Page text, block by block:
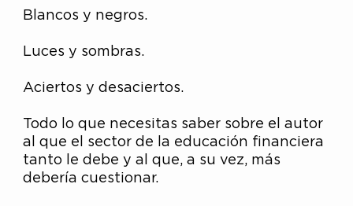
Blancos y negros.
Luces y sombras.
Aciertos y desaciertos.
Todo lo que necesitas saber sobre el autor
al que el sector de la educación financiera
tanto le debe y al que, a su vez, más
debería cuestionar.